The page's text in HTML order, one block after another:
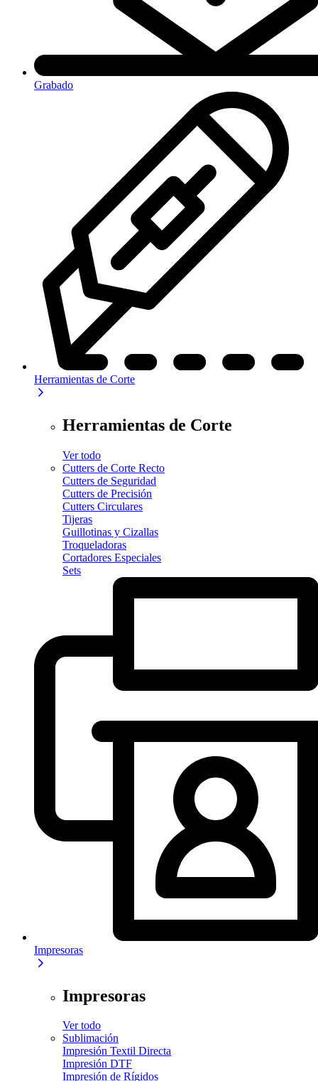
Grabado
Herramientas de Corte
Herramientas de Corte
Ver todo
Cutters de Corte Recto
Cutters de Seguridad
Cutters de Precisión
Cutters Circulares
Tijeras
Guillotinas y Cizallas
Troqueladoras
Cortadores Especiales
Sets
Impresoras
Impresoras
Ver todo
Sublimación
Impresión Textil Directa
Impresión DTF
Impresión de Rígidos